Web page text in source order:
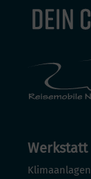
Werkstatt
Klimaanlagen